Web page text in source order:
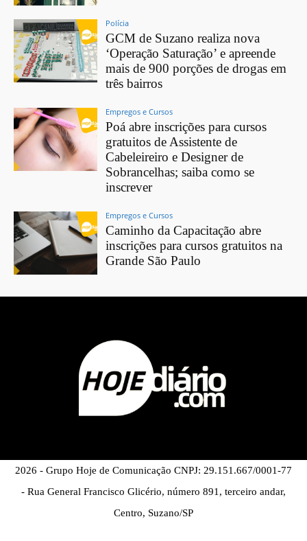
Polícia
GCM de Suzano realiza nova
‘Operação Saturação’ e apreende
mais de 900 porções de drogas em
três bairros
Empregos e Cursos
Poá abre inscrições para cursos
gratuitos de Assistente de
Cabeleireiro e Designer de
Sobrancelhas; saiba como se
inscrever
Empregos e Cursos
Caminho da Capacitação abre
inscrições para cursos gratuitos na
Grande São Paulo
2026 - Grupo Hoje de Comunicação CNPJ: 29.151.667/0001-77
- Rua General Francisco Glicério, número 891, terceiro andar,
Centro, Suzano/SP